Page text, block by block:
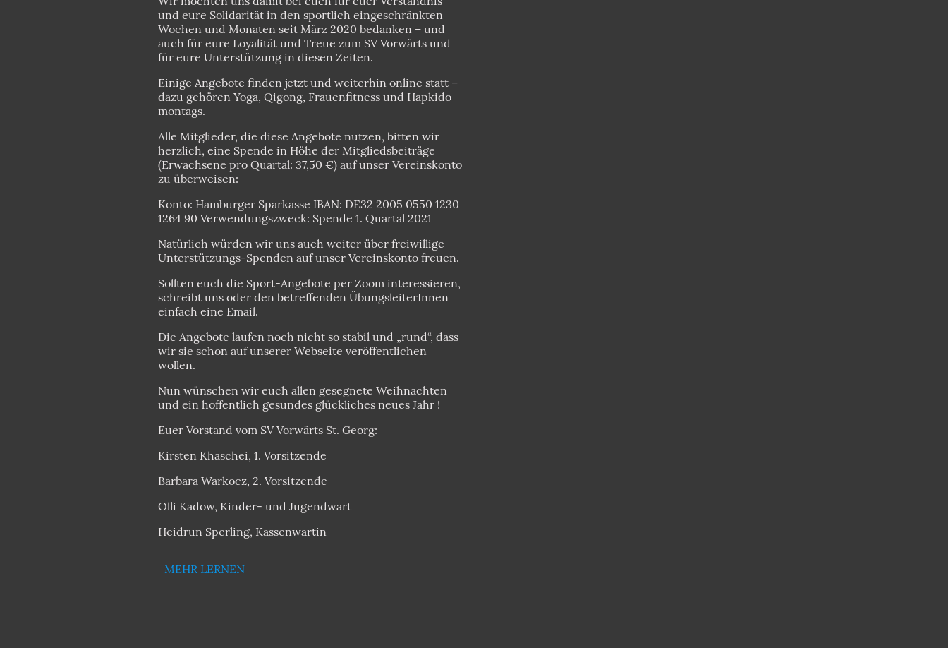
und eure Solidarität in den sportlich eingeschränkten
Wochen und Monaten seit März 2020 bedanken – und
auch für eure Loyalität und Treue zum SV Vorwärts und
für eure Unterstützung in diesen Zeiten.
Einige Angebote finden jetzt und weiterhin online statt –
dazu gehören Yoga, Qigong, Frauenfitness und Hapkido
montags.
Alle Mitglieder, die diese Angebote nutzen, bitten wir
herzlich, eine Spende in Höhe der Mitgliedsbeiträge
(Erwachsene pro Quartal: 37,50 €) auf unser Vereinskonto
zu überweisen:
Konto: Hamburger Sparkasse IBAN: DE32 2005 0550 1230
1264 90 Verwendungszweck: Spende 1. Quartal 2021
Natürlich würden wir uns auch weiter über freiwillige
Unterstützungs-Spenden auf unser Vereinskonto freuen.
Sollten euch die Sport-Angebote per Zoom interessieren,
schreibt uns oder den betreffenden ÜbungsleiterInnen
einfach eine Email.
Die Angebote laufen noch nicht so stabil und „rund“, dass
wir sie schon auf unserer Webseite veröffentlichen
wollen.
Nun wünschen wir euch allen gesegnete Weihnachten
und ein hoffentlich gesundes glückliches neues Jahr !
Euer Vorstand vom SV Vorwärts St. Georg:
Kirsten Khaschei, 1. Vorsitzende
Barbara Warkocz, 2. Vorsitzende
Olli Kadow, Kinder- und Jugendwart
Heidrun Sperling, Kassenwartin
MEHR LERNEN